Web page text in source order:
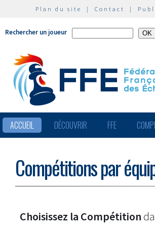
Plan du site | Contact |
Rechercher un joueur
ACCUEIL DÉCOUVRIR FFE
Compétitions par
Choisissez la Compétition